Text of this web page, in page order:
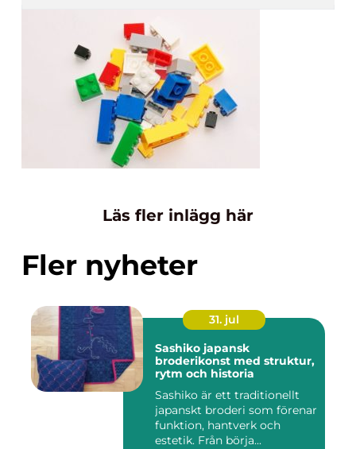
Läs fler inlägg här
Fler nyheter
31. jul
Sashiko japansk
broderikonst med struktur,
rytm och historia
Sashiko är ett traditionellt
japanskt broderi som förenar
funktion, hantverk och
estetik. Från börja...